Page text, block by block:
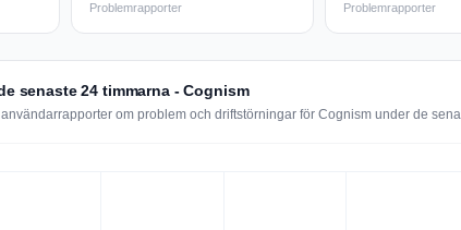
Problemrapporter Problemrapporter
senaste 24 timmarna - Cognism
om problem och driftstörningar för Cognism under de